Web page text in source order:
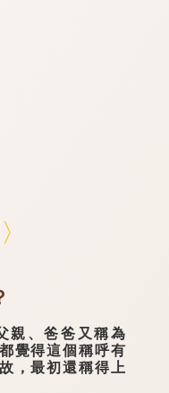
、爸爸又稱為
覺得這個稱呼有
，最初還稱得上